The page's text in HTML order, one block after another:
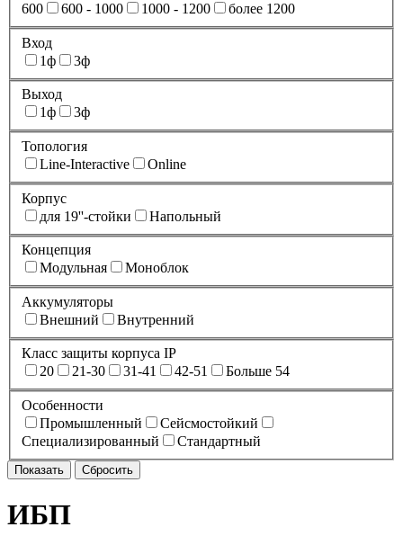
600
600 - 1000 1000 - 1200 более 1200
Вход
1ф
3ф
Выход
1ф
3ф
Топология
Line-Interactive
Online
Корпус
для 19''-стойки
Напольный
Концепция
Модульная
Моноблок
Аккумуляторы
Внешний
Внутренний
Класс защиты корпуса IP
20
21-30 31-41 42-51 Больше 54
Особенности
Промышленный
Сейсмостойкий
Специализированный
Стандартный
ИБП